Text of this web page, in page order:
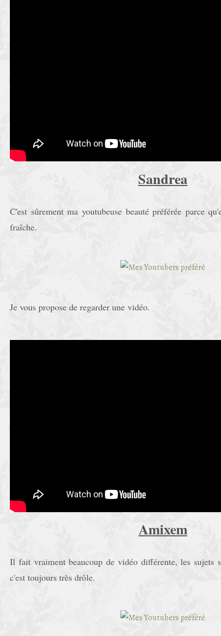
Sandrea
C'est sûrement ma youtubeuse beauté préférée parce
fraîche.
Je vous propose de regarder une vidéo.
Amixem
Il fait vraiment beaucoup de vidéo différente, les sujets
c'est toujours très drôle.